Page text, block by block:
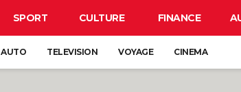
SPORT CULTURE FINANCE
AUTO TELEVISION VOYAGE CINEMA